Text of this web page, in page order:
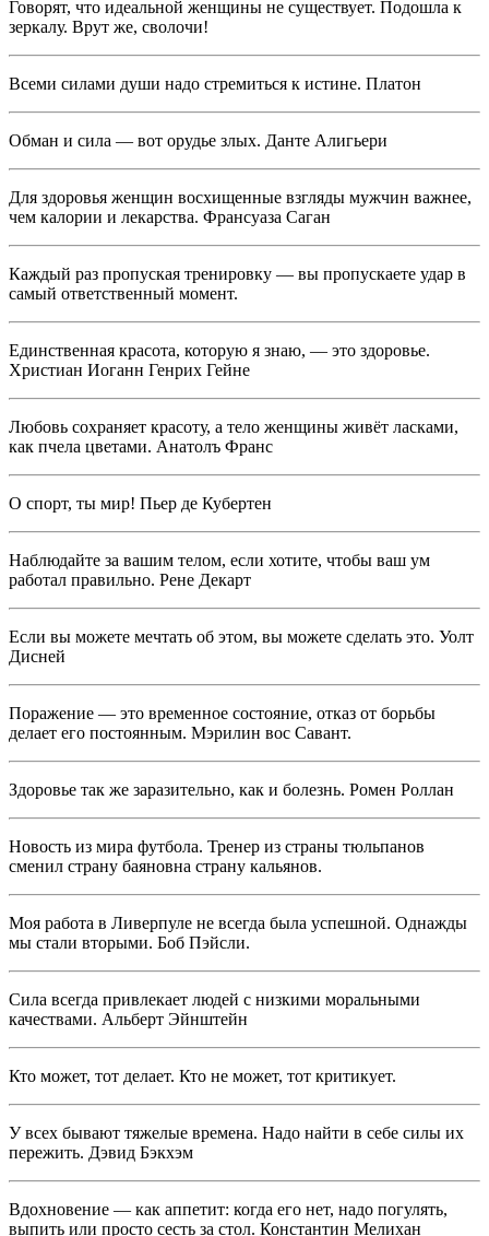
Говорят, что идеальной женщины не существует. Подошла к
зеркалу. Врут же, сволочи!
Всеми силами души надо стремиться к истине. Платон
Обман и сила — вот орудье злых. Данте Алигьери
Для здоровья женщин восхищенные взгляды мужчин важнее,
чем калории и лекарства. Франсуаза Саган
Каждый раз пропуская тренировку — вы пропускаете удар в
самый ответственный момент.
Единственная красота, которую я знаю, — это здоровье.
Христиан Иоганн Генрих Гейне
Любовь сохраняет красоту, а тело женщины живёт ласками,
как пчела цветами. Анатолъ Франс
О спорт, ты мир! Пьер де Кубертен
Наблюдайте за вашим телом, если хотите, чтобы ваш ум
работал правильно. Рене Декарт
Если вы можете мечтать об этом, вы можете сделать это. Уолт
Дисней
Поражение — это временное состояние, отказ от борьбы
делает его постоянным. Мэрилин вос Савант.
Здоровье так же заразительно, как и болезнь. Ромен Роллан
Новость из мира футбола. Тренер из страны тюльпанов
сменил страну баяновна страну кальянов.
Моя работа в Ливерпуле не всегда была успешной. Однажды
мы стали вторыми. Боб Пэйсли.
Сила всегда привлекает людей с низкими моральными
качествами. Альберт Эйнштейн
Кто может, тот делает. Кто не может, тот критикует.
У всех бывают тяжелые времена. Надо найти в себе силы их
пережить. Дэвид Бэкхэм
Вдохновение — как аппетит: когда его нет, надо погулять,
выпить или просто сесть за стол. Константин Мелихан